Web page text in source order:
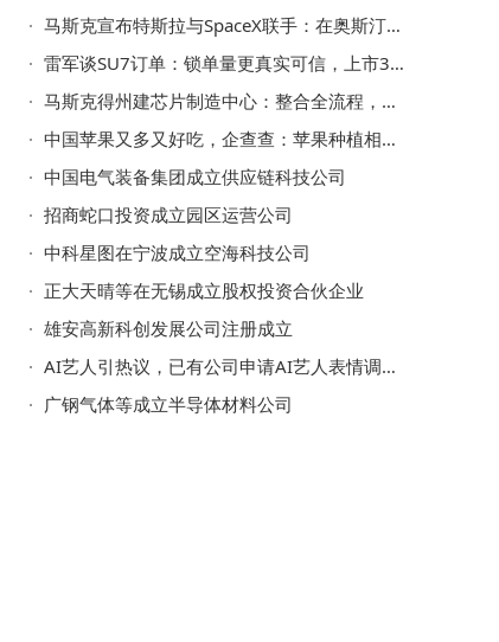
马斯克宣布特斯拉与SpaceX联手：在奥斯汀打造两座专用芯片工厂
雷军谈SU7订单：锁单量更真实可信，上市3天锁单破3万，5万余人试驾
马斯克得州建芯片制造中心：整合全流程，目标年产1太瓦算力2纳米芯片
中国苹果又多又好吃，企查查：苹果种植相关企业七千家，西北最多
中国电气装备集团成立供应链科技公司
招商蛇口投资成立园区运营公司
中科星图在宁波成立空海科技公司
正大天晴等在无锡成立股权投资合伙企业
雄安高新科创发展公司注册成立
AI艺人引热议，已有公司申请AI艺人表情调整专利
广钢气体等成立半导体材料公司